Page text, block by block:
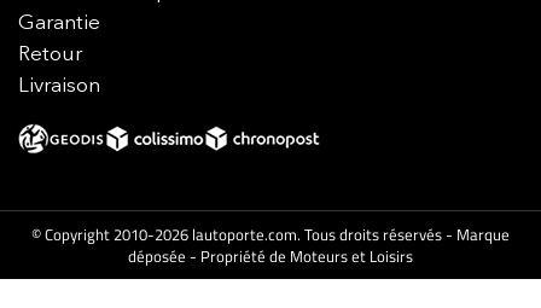
Garantie
Retour
Livraison
© Copyright 2010-2026 lautoporte.com. Tous droits réservés - Marque
déposée - Propriété de Moteurs et Loisirs